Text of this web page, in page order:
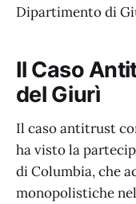
Dipartimento di
Il Caso
del Giurì
Il caso antitrust
ha visto la
di Columbia, che
monopolistiche